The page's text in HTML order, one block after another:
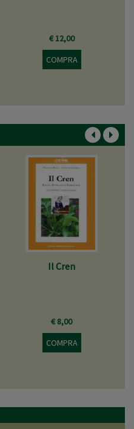
€ 12,00
COMPRA
Il Cren
€ 8,00
COMPRA